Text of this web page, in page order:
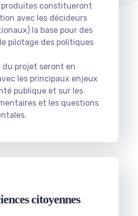
produites constitueront
avec les décideurs
la base pour des
pilotage des politiques
du projet seront en
les principaux enjeux
publique et sur les
et les questions
citoyennes